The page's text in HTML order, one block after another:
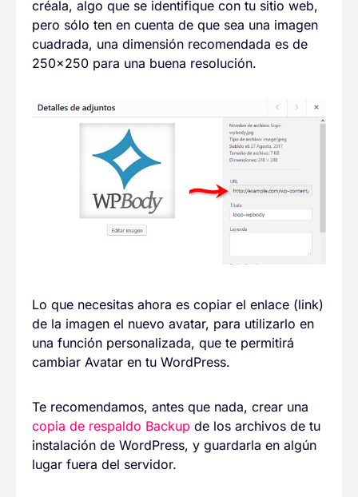
créala, algo que se identifique con tu sitio web,
pero sólo ten en cuenta de que sea una imagen
cuadrada, una dimensión recomendada es de
250×250 para una buena resolución.
Lo que necesitas ahora es copiar el enlace (link)
de la imagen el nuevo avatar, para utilizarlo en
una función personalizada, que te permitirá
cambiar Avatar en tu WordPress.
Te recomendamos, antes que nada, crear una
copia de respaldo Backup de los archivos de tu
instalación de WordPress, y guardarla en algún
lugar fuera del servidor.